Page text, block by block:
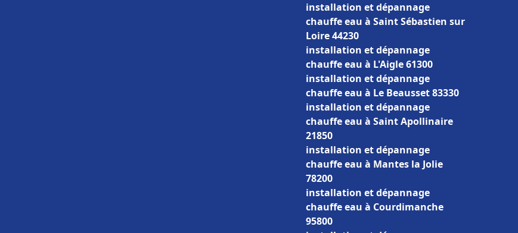
installation et dépannage
chauffe eau à Saint Sébastien sur
Loire 44230
installation et dépannage
chauffe eau à L'Aigle 61300
installation et dépannage
chauffe eau à Le Beausset 83330
installation et dépannage
chauffe eau à Saint Apollinaire
21850
installation et dépannage
chauffe eau à Mantes la Jolie
78200
installation et dépannage
chauffe eau à Courdimanche
95800